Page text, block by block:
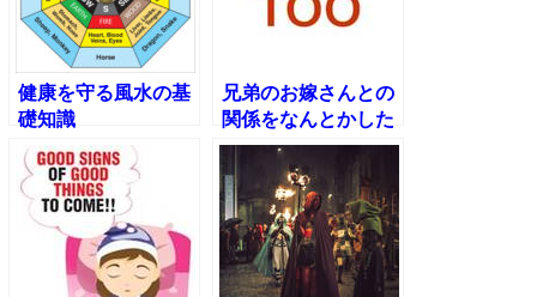
健康を守る風水の基
礎知識
兄弟のお嫁さんとの
関係をなんとかした
い